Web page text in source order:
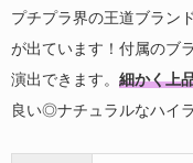
プチプラ界の王道ブラン
が出ています！付属のブ
演出できます。 細かく上
良い◎ナチュラルなハイ